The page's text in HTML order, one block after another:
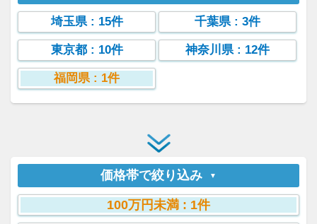
埼玉県: 15件 千葉県: 3件
東京都: 10件 神奈川県: 12件
福岡県 : 1件
価格帯で絞り込み
100万円未満 : 1件